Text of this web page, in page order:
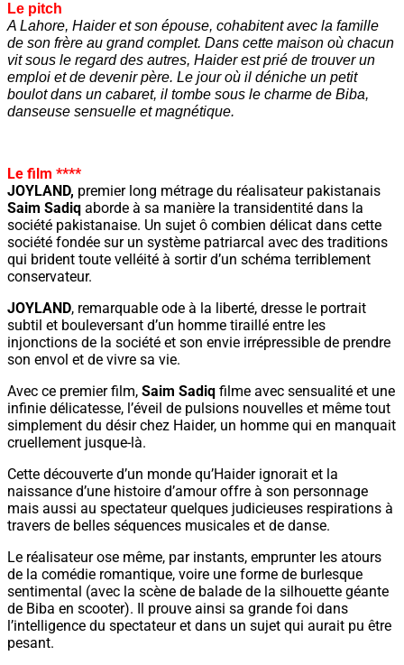
Le pitch
A Lahore, Haider et son épouse, cohabitent avec la famille
de son frère au grand complet. Dans cette maison où chacun
vit sous le regard des autres, Haider est prié de trouver un
emploi et de devenir père. Le jour où il déniche un petit
boulot dans un cabaret, il tombe sous le charme de Biba,
danseuse sensuelle et magnétique.
Le film ****
JOYLAND, premier long métrage du réalisateur pakistanais
Saim Sadiq aborde à sa manière la transidentité dans la
société pakistanaise. Un sujet ô combien délicat dans cette
société fondée sur un système patriarcal avec des traditions
qui brident toute velléité à sortir d’un schéma terriblement
conservateur.
JOYLAND, remarquable ode à la liberté, dresse le portrait
subtil et bouleversant d’un homme tiraillé entre les
injonctions de la société et son envie irrépressible de prendre
son envol et de vivre sa vie.
Avec ce premier film, Saim Sadiq filme avec sensualité et une
infinie délicatesse, l’éveil de pulsions nouvelles et même tout
simplement du désir chez Haider, un homme qui en manquait
cruellement jusque-là.
Cette découverte d’un monde qu’Haider ignorait et la
naissance d’une histoire d’amour offre à son personnage
mais aussi au spectateur quelques judicieuses respirations à
travers de belles séquences musicales et de danse.
Le réalisateur ose même, par instants, emprunter les atours
de la comédie romantique, voire une forme de burlesque
sentimental (avec la scène de balade de la silhouette géante
de Biba en scooter). Il prouve ainsi sa grande foi dans
l’intelligence du spectateur et dans un sujet qui aurait pu être
pesant.